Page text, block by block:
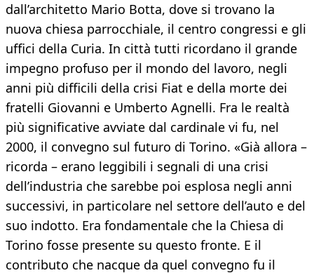
dall’architetto Mario Botta, dove si trovano la
nuova chiesa parrocchiale, il centro congressi e gli
uffici della Curia. In città tutti ricordano il grande
impegno profuso per il mondo del lavoro, negli
anni più difficili della crisi Fiat e della morte dei
fratelli Giovanni e Umberto Agnelli. Fra le realtà
più significative avviate dal cardinale vi fu, nel
2000, il convegno sul futuro di Torino. «Già allora –
ricorda – erano leggibili i segnali di una crisi
dell’industria che sarebbe poi esplosa negli anni
successivi, in particolare nel settore dell’auto e del
suo indotto. Era fondamentale che la Chiesa di
Torino fosse presente su questo fronte. E il
contributo che nacque da quel convegno fu il